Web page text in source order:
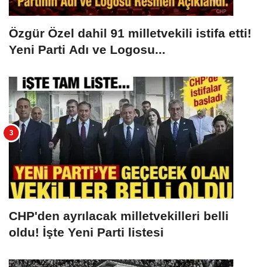
Özgür Özel dahil 91 milletvekili istifa etti!
Yeni Parti Adı ve Logosu...
CHP'den ayrılacak milletvekilleri belli
oldu! İşte Yeni Parti listesi